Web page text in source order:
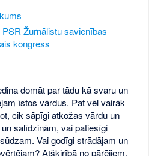
PSR Žurnālistu savienības
kongress
domāt par tādu kā svaru un
īstos vārdus. Pat vēl vairāk
cik sāpīgi atkožas vārdu un
salīdzinām, vai patiesīgi
Vai godīgi strādājam un
Atšķirībā no pārējiem,